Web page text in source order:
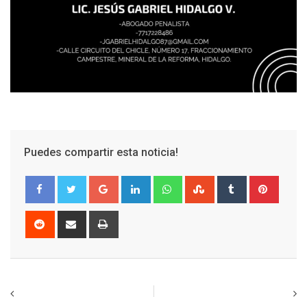
Puedes compartir esta noticia!
Google+ LinkedIn WhatsappStumbleUpon
Tumblr
Reddit
Share